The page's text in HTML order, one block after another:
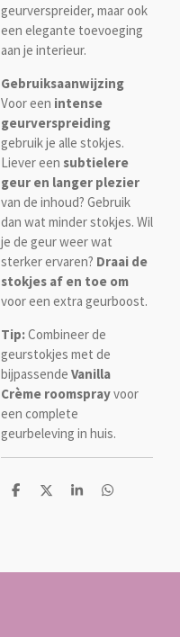
geurverspreider, maar ook
een elegante toevoeging
aan je interieur.
Gebruiksaanwijzing
Voor een intense
geurverspreiding
gebruik je alle stokjes.
Liever een subtielere
geur en langer plezier
van de inhoud? Gebruik
dan wat minder stokjes. Wil
je de geur weer wat
sterker ervaren? Draai de
stokjes af en toe om
voor een extra geurboost.
Tip:Combineer de
geurstokjes met de
bijpassende Vanilla
Crème roomsprayvoor
een complete
geurbeleving in huis.
D
D
S
D